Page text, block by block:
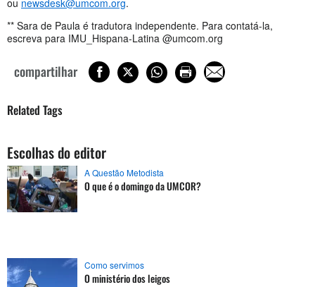
ou newsdesk@umcom.org.
** Sara de Paula é tradutora independente. Para contatá-la,
escreva para IMU_Hispana-Latina @umcom.org
compartilhar
Related Tags
Escolhas do editor
A Questão Metodista
O que é o domingo da UMCOR?
Como servimos
O ministério dos leigos